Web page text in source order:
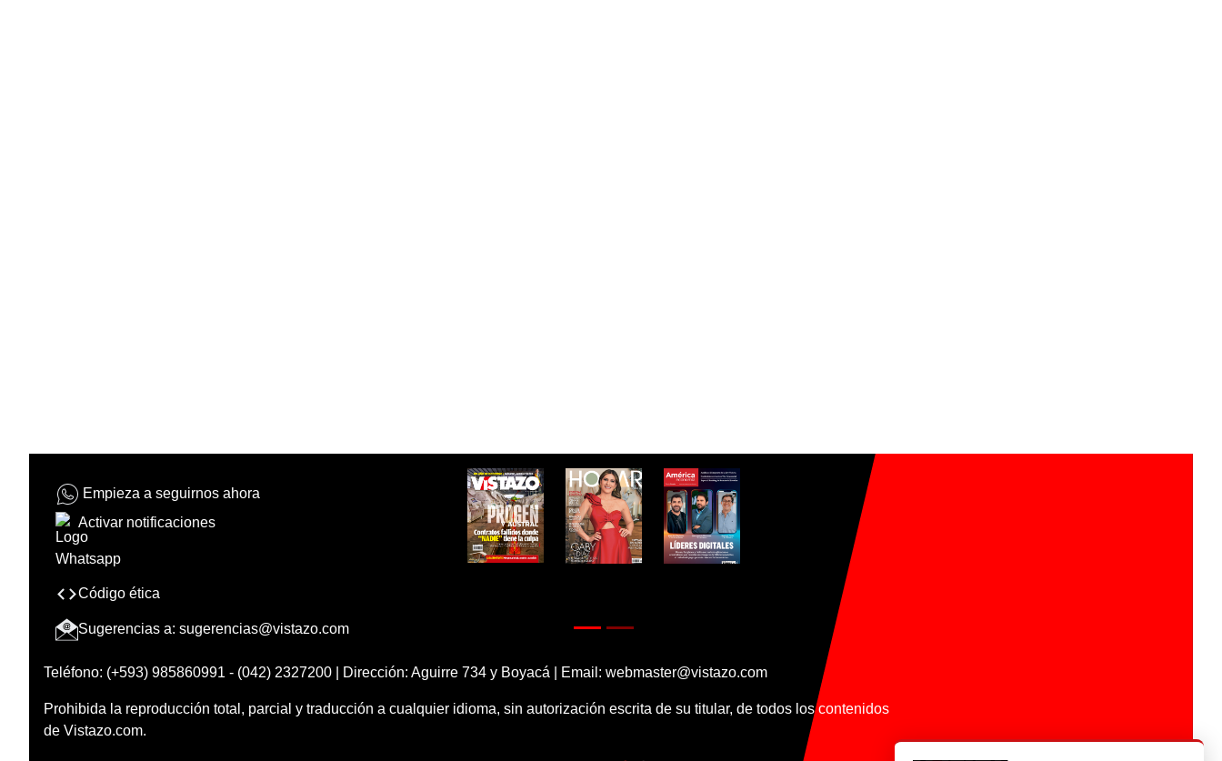
Empieza a seguirnos ahora
Activar notificaciones
Código ética
Sugerencias a: sugerencias@vistazo.com
Teléfono: (+593) 985860991 - (042) 2327200 | Dirección: Aguirre 734 y Boyacá | Email: webmaster@vistazo.com
Prohibida la reproducción total, parcial y traducción a cualquier idioma, sin autorización escrita de su titular, de todos los contenidos
de Vistazo.com.